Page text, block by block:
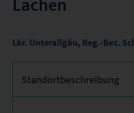
Lachen
Lkr. Unterallgäu, Reg.-Bez.
Standortbeschreibung